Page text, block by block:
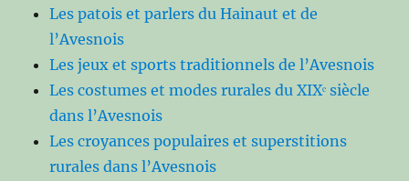
Les patois et parlers du Hainaut et de
l’Avesnois
Les jeux et sports traditionnels de l’Avesnois
Les costumes et modes rurales du XIXᵉ siècle
dans l’Avesnois
Les croyances populaires et superstitions
rurales dans l’Avesnois